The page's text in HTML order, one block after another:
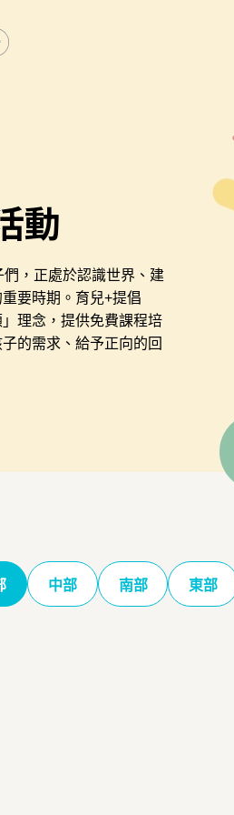
動
們，正處於認識世界、建
要時期。育兒+提倡
」理念，提供免費課程培
的需求、給予正向的回
中部 南部 東部